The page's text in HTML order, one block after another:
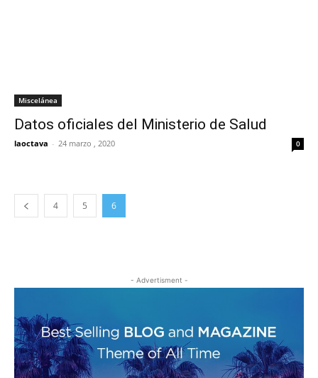
Miscelánea
Datos oficiales del Ministerio de Salud
laoctava - 24 marzo , 2020 0
4 5 6
- Advertisment -